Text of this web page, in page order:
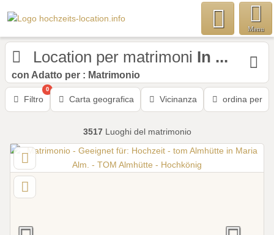
Menu
Location per matrimoni In ...
con Adatto per : Matrimonio
Filtro
0
Carta geografica Vicinanza ordina per
3517Luoghi del matrimonio